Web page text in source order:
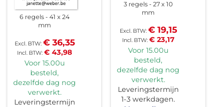
6 regels
41 x 24
mm
€ 43,98
€ 36,35
Voor 15.00u
besteld,
dezelfde dag nog
verwerkt.
Leveringstermijn
3 regels
27 x 10
mm
€ 23,17
€ 19,15
Voor 15.00u
besteld,
dezelfde dag nog
verwerkt.
Leveringstermijn
1-3 werkdagen.